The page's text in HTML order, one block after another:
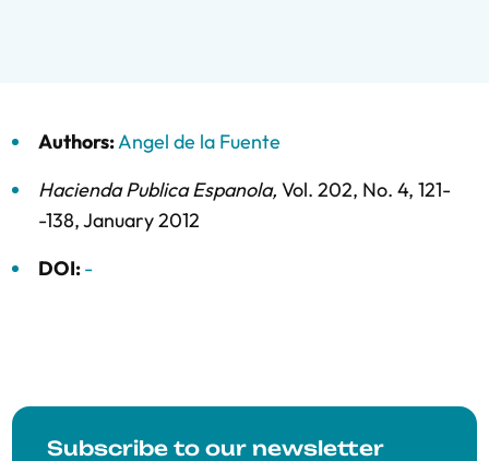
Authors:Angel de la Fuente
Hacienda Publica Espanola, Vol. 202, No. 4, 121-
-138,January 2012
DOI:-
Subscribe to our newsletter